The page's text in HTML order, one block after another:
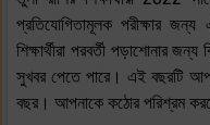
প্রতিযোগিতামূলক পরীক্ষার
শিক্ষার্থীরা পরবর্তী পড়াশোনার
সুখবর পেতে পারে। এই বছরটি
বছর। আপনাকে কঠোর পরিশ্রম